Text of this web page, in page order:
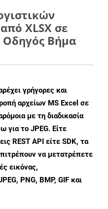
XLSX σε
Οδηγός Βήμα
γρήγορες και
αρχείων MS Excel σε
με τη διαδικασία
για το JPEG. Είτε
REST API είτε SDK, τα
να μετατρέπετε
εικόνας,
PNG, BMP, GIF και